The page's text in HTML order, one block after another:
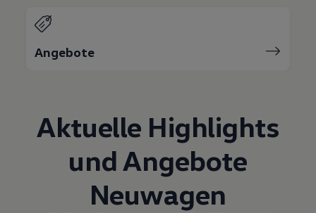
Angebote
Aktuelle Highlights
und Angebote
Neuwagen